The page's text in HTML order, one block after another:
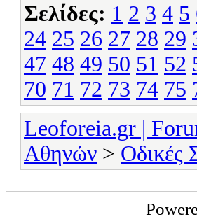
Σελίδες: 1 2 3 4 5
24 25 26 27 28 29
47 48 49 50 51 52
70 71 72 73 74 75
Leoforeia.gr |
Αθηνών > Οδικές